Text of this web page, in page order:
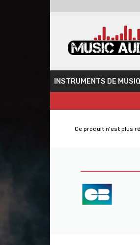
INSTRUMENTS DE
Ce produit n'est plus